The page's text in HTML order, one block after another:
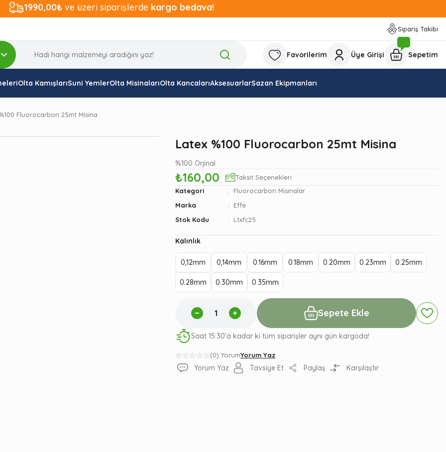
1990,00₺ ve üzeri siparişlerde kargo bedava!
Sipariş Takibi
Favorilerim Üye Girişi Sepetim
Olta KamışlarıSuni YemlerOlta MisinalarıOlta KancalarıAksesuarlarSazan Ekipmanları
Fluorocarbon 25mt Misina
(0) YorumYorum Yaz
Latex %100 Fluorocarbon 25mt Misina
%100 Orjinal
₺160,00
Taksit Seçenekleri
Kategori
Fluorocarbon Misinalar
Marka
Effe
Stok Kodu
Ltxfc25
Kalınlık
0,12mm 0,14mm 0.16mm 0.18mm 0.20mm 0.23mm 0.25mm
0.28mm 0.30mm 0.35mm
Sepete Ekle
Saat 15:30’a kadar ki tüm siparişler aynı gün kargoda!
Yorum Yaz Tavsiye Et Paylaş Karşılaştır